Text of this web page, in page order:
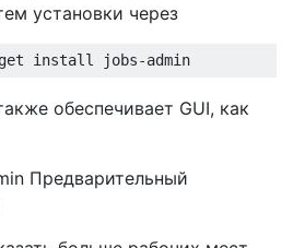
установки через
обеспечивает GUI, как